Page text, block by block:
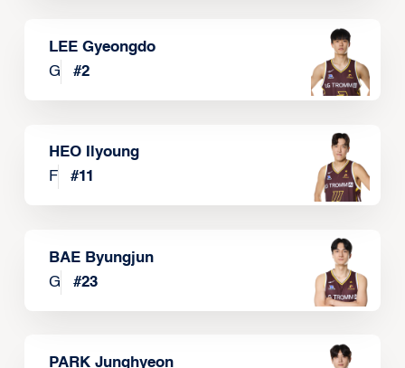
LEE Gyeongdo
G
#2
HEO Ilyoung
F
#11
BAE Byungjun
G
#23
PARK Junghyeon